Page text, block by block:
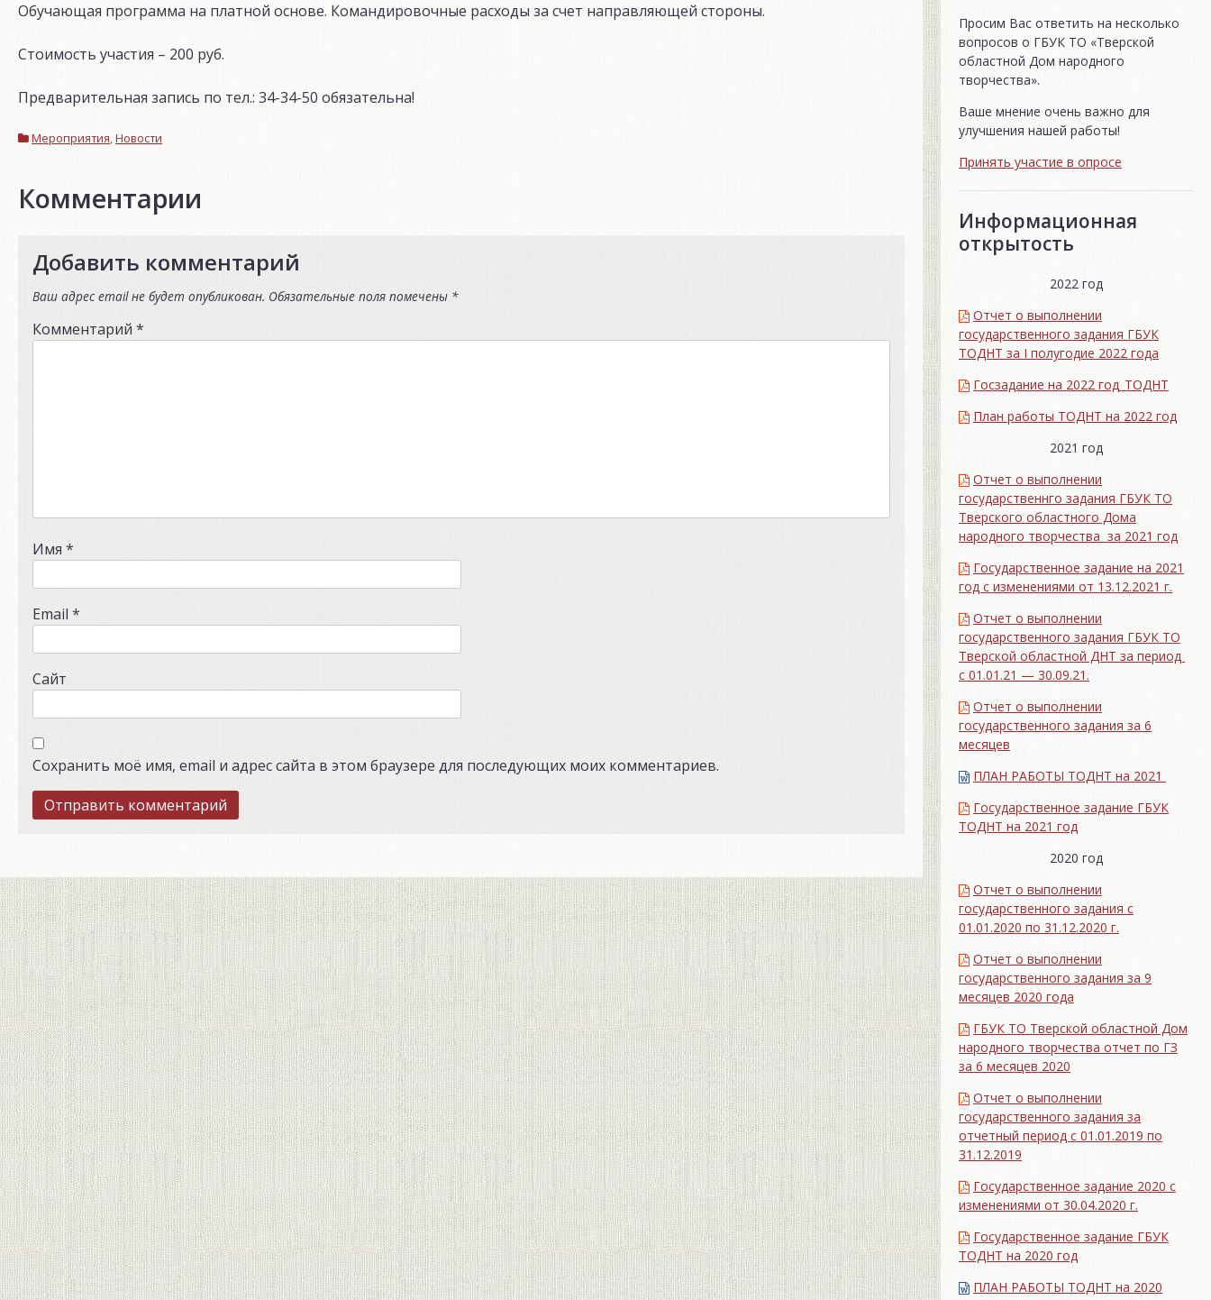
Обучающая программа на платной основе. Командировочные расходы за счет направляющей стороны.
Стоимость участия – 200 руб.
Предварительная запись по тел.: 34-34-50 обязательна!
Мероприятия,Новости
Комментарии
Добавить комментарий
Ваш адрес email не будет опубликован. Обязательные поля помечены *
Комментарий *
Имя *
Email *
Сайт
Сохранить моё имя, email и адрес сайта в этом браузере для последующих моих комментариев.
Просим Вас ответить на несколько
вопросов о ГБУК ТО «Тверской
областной Дом народного
творчества».
Ваше мнение очень важно для
улучшения нашей работы!
Принять участие в опросе
Информационная
открытость
2022 год
Отчет о выполнении
государственного задания ГБУК
ТОДНТ за I полугодие 2022 года
Госзадание на 2022 год_ТОДНТ
План работы ТОДНТ на 2022 год
2021 год
Отчет о выполнении
государственнго задания ГБУК ТО
Тверского областного Дома
народного творчества за 2021 год
Государственное задание на 2021
год с изменениями от 13.12.2021 г.
Отчет о выполнении
государственного задания ГБУК ТО
Тверской областной ДНТ за период
с 01.01.21 — 30.09.21.
Отчет о выполнении
государственного задания за 6
месяцев
ПЛАН РАБОТЫ ТОДНТ на 2021
Государственное задание ГБУК
ТОДНТ на 2021 год
2020 год
Отчет о выполнении
государственного задания с
01.01.2020 по 31.12.2020 г.
Отчет о выполнении
государственного задания за 9
месяцев 2020 года
ГБУК ТО Тверской областной Дом
народного творчества отчет по ГЗ
за 6 месяцев 2020
Отчет о выполнении
государственного задания за
отчетный период с 01.01.2019 по
31.12.2019
Государственное задание 2020 с
изменениями от 30.04.2020 г.
Государственное задание ГБУК
ТОДНТ на 2020 год
ПЛАН РАБОТЫ ТОДНТ на 2020